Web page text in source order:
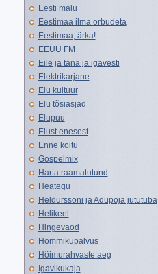
Eesti mälu
Eestimaa ilma orbudeta
Eestimaa, ärka!
EEÜÜ FM
Eile ja täna ja igavesti
Elektrikarjane
Elu kultuur
Elu tõsiasjad
Elupuu
Elust enesest
Enne koitu
Gospelmix
Harta raamatutund
Heategu
Heldurssoni ja Adupoja jututuba
Helikeel
Hingevaod
Hommikupalvus
Hõimurahvaste aeg
Igavikukaja